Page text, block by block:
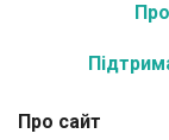
Про сайт